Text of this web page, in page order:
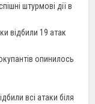
штурмові дії в
відбили 19 атак
опинилось
всі атаки біля